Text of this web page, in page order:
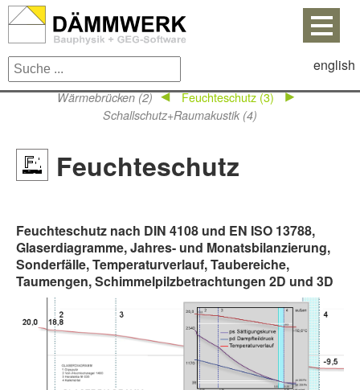
english
Wärmebrücken (2) Feuchteschutz (3)
Schallschutz+Raumakustik (4)
Feuchteschutz
Feuchteschutz nach DIN 4108 und EN ISO 13788,
Glaserdiagramme, Jahres- und Monatsbilanzierung,
Sonderfälle, Temperaturverlauf, Taubereiche,
Taumengen, Schimmelpilzbetrachtungen 2D und 3D